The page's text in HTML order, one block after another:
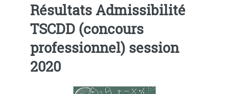
Résultats Admissibilité
TSCDD (concours
professionnel) session
2020